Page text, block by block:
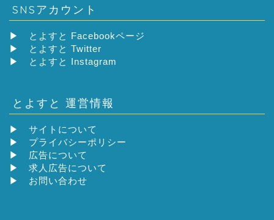
SNSアカウント
▶
とよすと Facebookページ
▶
とよすと Twitter
▶
とよすと Instagram
とよすと 運営情報
▶ サイトについて
▶ プライバシーポリシー
▶ 広告について
▶ 求人広告について
▶ お問い合わせ